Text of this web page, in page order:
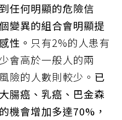
任何明顯的危險信
變異的組合會明顯提
性。 只有2%的人患有
會高於一般人的兩
險的人數則較少。 已
腸癌、乳癌、巴金森
機會增加多達70%，